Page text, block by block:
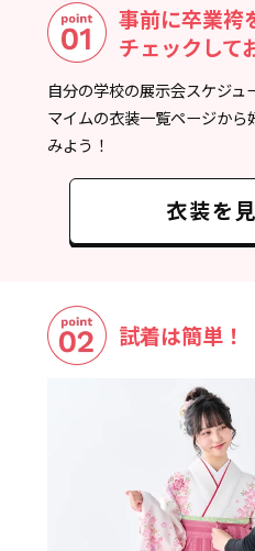
事前に卒業袴
チェックして
自分の学校の展示会スケジ
マイムの衣装一覧ページか
みよう！
衣装を
試着は簡単！